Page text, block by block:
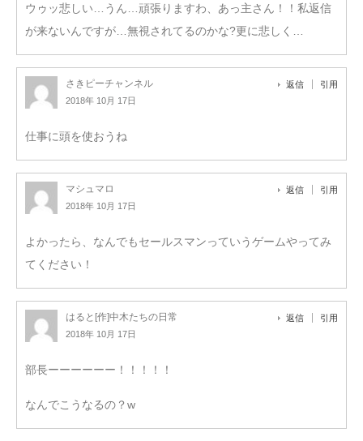
ウゥッ悲しい…うん…頑張りますわ、あっ主さん！！私返信
が来ないんですが…無視されてるのかな?更に悲しく…
さきピーチャンネル
2018年 10月 17日
返信 引用
仕事に頭を使おうね
マシュマロ
2018年 10月 17日
返信 引用
よかったら、なんでもセールスマンっていうゲームやってみ
てください！
はると[作]中木たちの日常
2018年 10月 17日
返信 引用
部長ーーーーーー！！！！！
なんでこうなるの？w